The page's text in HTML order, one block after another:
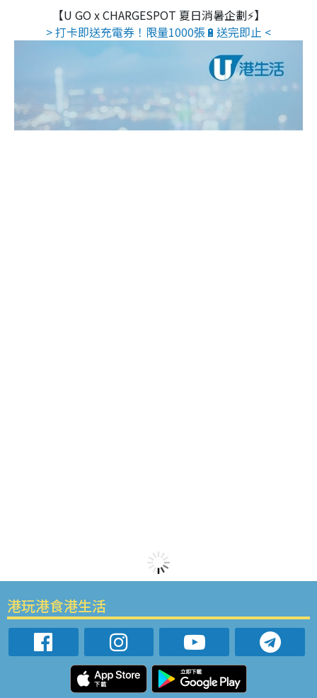
【U GO x CHARGESPOT 夏日消暑企劃⚡】
> 打卡即送充電券！限量1000張🔋送完即止 <
港玩港食港生活